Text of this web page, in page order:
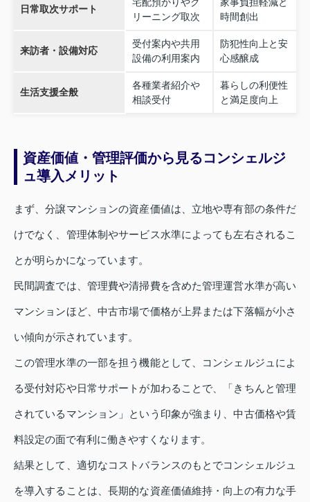
日常取次サポート
宅配預かりやク
リーニング取次
家事負担軽減と
時間創出
来訪者・設備対応
受付案内や共用
設備の利用案内
防犯性向上と安
心感醸成
生活支援全般
各種業者紹介や
相談受付
暮らしの利便性
と満足度向上
資産価値・管理評価から見るコンシェルジ
ュ導入メリット
まず、分譲マンションの資産価値は、立地や専有部の条件だ
けでなく、管理体制やサービス水準によっても左右されるこ
とが明らかになっています。
民間調査では、管理費や清掃費を含めた管理運営水準が高い
マンションほど、中古市場で価格が上昇または下落幅が小さ
い傾向が示されています。
この管理水準の一部を担う機能として、コンシェルジュによ
る受付対応や日常サポートが加わることで、「きちんと管理
されているマンション」という印象が強まり、中古価格や賃
料設定の面で有利に働きやすくなります。
結果として、適切なコストバランスのもとでコンシェルジュ
を導入することは、長期的な資産価値維持・向上の有力な手